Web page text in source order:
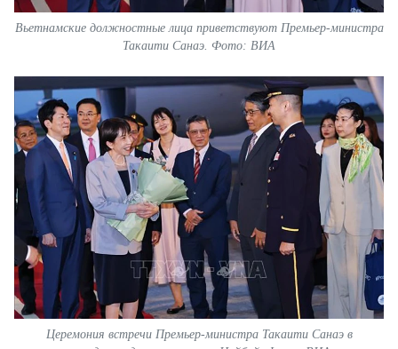
Вьетнамские должностные лица приветствуют Премьер-министра
Такаити Санаэ. Фото: ВИА
Церемония встречи Премьер-министра Такаити Санаэ в